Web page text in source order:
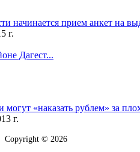
начинается прием анкет на
г.
Дагест...
«наказать рублем» за
г.
Copyright © 2026